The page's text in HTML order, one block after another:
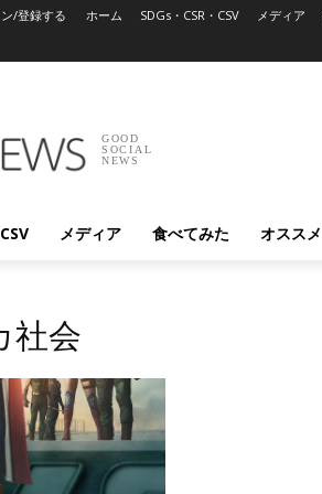
/登録する ホーム SDGs・CSR・CSV メディア
GOOD
SOCIAL
NEWS
メディア 食べてみた オススメ
社会